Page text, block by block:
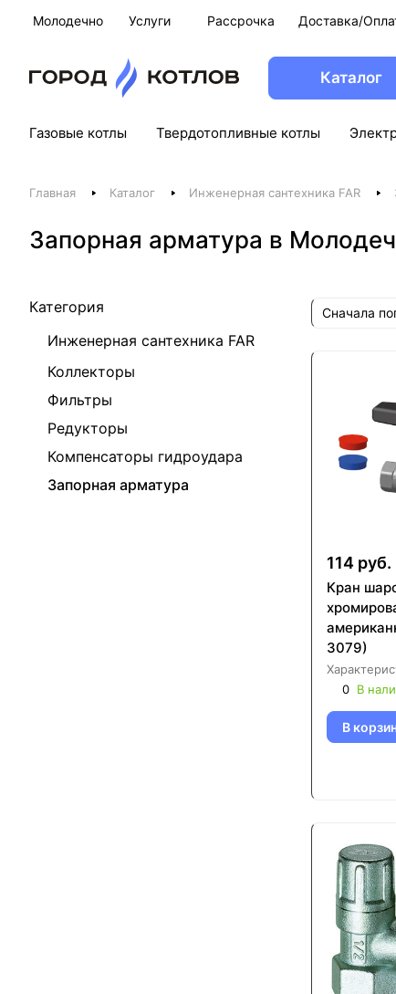
Молодечно Услуги Рассрочка Доставка/
Каталог
Газовые котлы Твердотопливные котлы
Главная Каталог Инженерная сантехника FAR
Запорная арматура в
Категория
Инженерная сантехника FAR
Коллекторы
Фильтры
Редукторы
Компенсаторы гидроудара
Запорная арматура
Сначала
114 руб.
Кран
американка FAR
3079)
0 В
В